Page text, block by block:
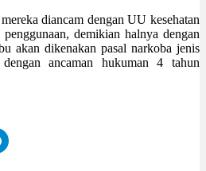
diancam dengan UU kesehatan
demikian halnya dengan
akan dikenakan pasal narkoba jenis
ancaman hukuman 4 tahun